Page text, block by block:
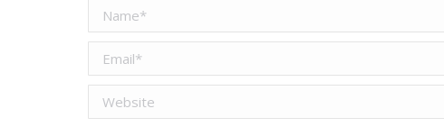
Name *
Email *
Website